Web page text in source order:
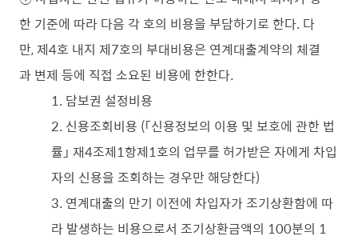
한 기준에 따라 다음 각 호의 비용을 부담하기로 한다. 다
만, 제4호 내지 제7호의 부대비용은 연계대출계약의 체결
과 변제 등에 직접 소요된 비용에 한한다.
1. 담보권 설정비용
2. 신용조회비용 (「신용정보의 이용 및 보호에 관한 법
률」 재4조제1항제1호의 업무를 허가받은 자에게 차입
자의 신용을 조회하는 경우만 해당한다)
3. 연계대출의 만기 이전에 차입자가 조기상환함에 따
라 발생하는 비용으로서 조기상환금액의 100분의 1